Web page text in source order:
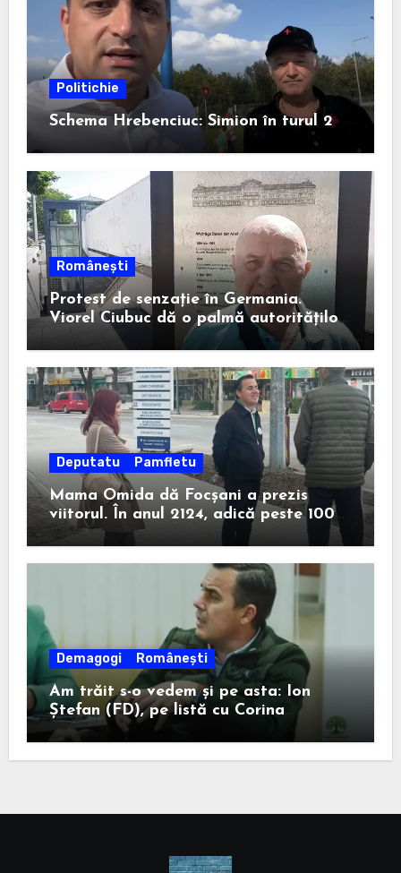
Politichie
Schema Hrebenciuc: Simion în turul 2
Românești
Protest de senzație în Germania.
Viorel Ciubuc dă o palmă autorităților
din România. Bravo, domnule inginer!
Deputatu Pamfletu
Mama Omida dă Focșani a prezis
viitorul. În anul 2124, adică peste 100
de ani, un anume Ion Ștefan va câștiga
la Consiliul Județean.
Demagogi Românești
Am trăit s-o vedem și pe asta: Ion
Ștefan (FD), pe listă cu Corina
Atanasiu (USR), cea care l-a ajutat pe
Misăilă să rămână primar în 2020.